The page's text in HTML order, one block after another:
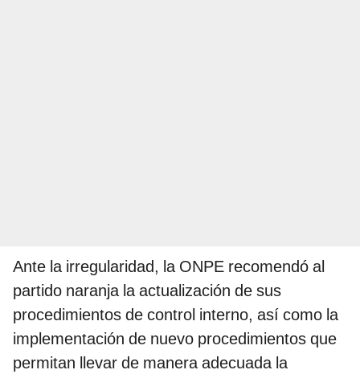
Ante la irregularidad, la ONPE recomendó al
partido naranja la actualización de sus
procedimientos de control interno, así como la
implementación de nuevo procedimientos que
permitan llevar de manera adecuada la